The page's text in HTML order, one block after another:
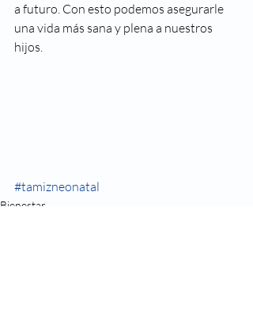
a futuro. Con esto podemos asegurarle
una vida más sana y plena a nuestros
hijos.
#tamizneonatal
Bienestar